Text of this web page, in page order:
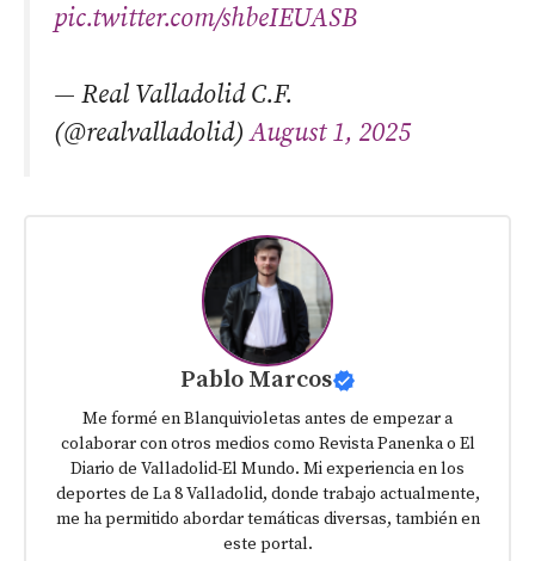
pic.twitter.com/shbeIEUASB
— Real Valladolid C.F.
(@realvalladolid)August 1, 2025
Pablo Marcos
Me formé en Blanquivioletas antes de empezar a
colaborar con otros medios como Revista Panenka o El
Diario de Valladolid-El Mundo. Mi experiencia en los
deportes de La 8 Valladolid, donde trabajo actualmente,
me ha permitido abordar temáticas diversas, también en
este portal.